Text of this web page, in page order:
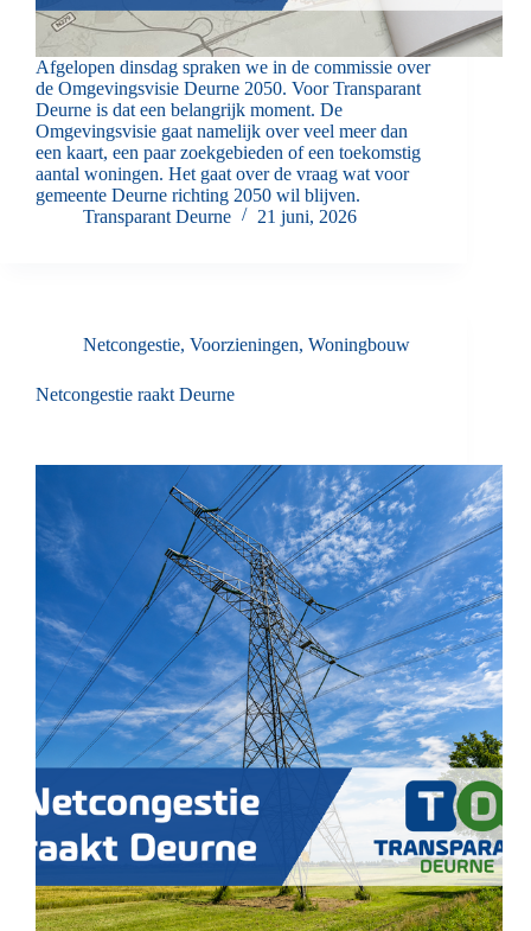
Afgelopen dinsdag spraken we in de commissie over
de Omgevingsvisie Deurne 2050. Voor Transparant
Deurne is dat een belangrijk moment. De
Omgevingsvisie gaat namelijk over veel meer dan
een kaart, een paar zoekgebieden of een toekomstig
aantal woningen. Het gaat over de vraag wat voor
gemeente Deurne richting 2050 wil blijven.
Transparant Deurne
21 juni, 2026
Netcongestie, Voorzieningen, Woningbouw
Netcongestie raakt Deurne